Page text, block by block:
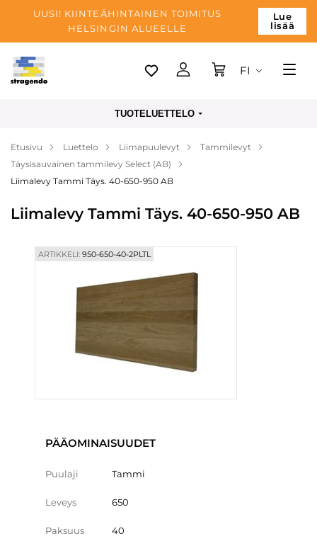
UUSI! KIINTEÄHINTAINEN TOIMITUS
HELSINGIN ALUEELLE
Lue
lisää
Tallinn
Maksu
Yrityksen
Blogi
FI
TUOTELUETTELO
Etusivu Luettelo Liimapuulevyt
Tammilevyt
Täysisauvainen tammilevy Select (AB)
Liimalevy Tammi Täys. 40-650-950 AB
Liimalevy Tammi Täys. 40-650-950 AB
ARTIKKELI:950-650-40-2PLTL
PÄÄOMINAISUUDET
Puulaji Tammi
Leveys 650
Paksuus 40